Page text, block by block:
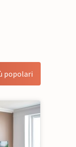
popolari